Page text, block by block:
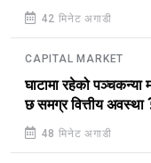
42 मिनेट अगाडी
CAPITAL MARKET
घाटामा रहेको
छ समग्र वित्तीय अवस्था
48 मिनेट अगाडी